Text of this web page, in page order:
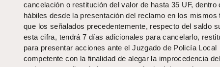
cancelación o restitución del valor de hasta 35 UF, dentro
hábiles desde la presentación del reclamo en los mismos
que los señalados precedentemente, respecto del saldo
esta cifra, tendrá 7 días adicionales para cancelarlo,
para presentar acciones ante el Juzgado de Policía Local
competente con la finalidad de alegar la improcedencia